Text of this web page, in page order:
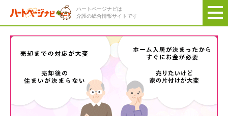
ハートページナビは
介護の総合情報サイトです